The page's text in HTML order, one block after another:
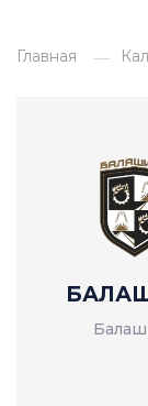
Главная